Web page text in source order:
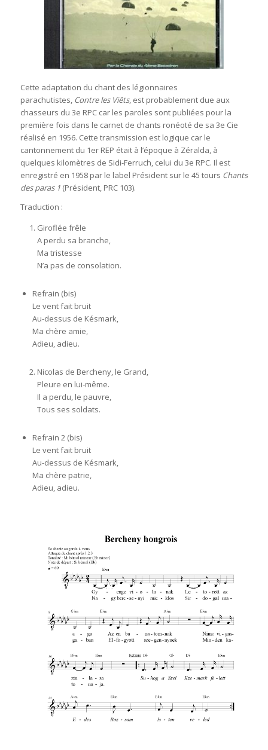
Cette adaptation du chant des légionnaires
parachutistes, Contre les Viêts, est probablement due aux
chasseurs du 3e RPC car les paroles sont publiées pour la
première fois dans le carnet de chants ronéoté de sa 3e Cie
réalisé en 1956. Cette transmission est logique car le
cantonnement du 1er REP était à l’époque à Zéralda, à
quelques kilomètres de Sidi-Ferruch, celui du 3e RPC. Il est
enregistré en 1958 par le label Président sur le 45 tours Chants
des paras 1(Président, PRC 103).
Traduction :
Giroflée frêle
A perdu sa branche,
Ma tristesse
N’a pas de consolation.
Refrain (bis)
Le vent fait bruit
Au-dessus de Késmark,
Ma chère amie,
Adieu, adieu.
Nicolas de Bercheny, le Grand,
Pleure en lui-même.
Il a perdu, le pauvre,
Tous ses soldats.
Refrain 2 (bis)
Le vent fait bruit
Au-dessus de Késmark,
Ma chère patrie,
Adieu, adieu.